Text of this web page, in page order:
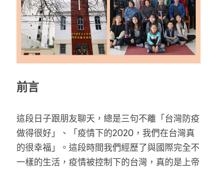
神學淺說
信仰生活
好書櫥窗
前言
這段日子跟朋友聊天，總是三句不離「台灣防疫
做得很好」、「疫情下的2020，我們在台灣真
的很幸福」。這段時間我們經歷了與國際完全不
一樣的生活，疫情被控制下的台灣，真的是上帝